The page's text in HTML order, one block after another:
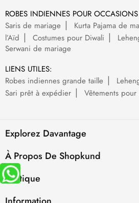
ROBES INDIENNES POUR OCCASIONS
Saris de mariage
Kurta Pajama de
l’Aïd
Costumes pour Diwali
Serwani de mariage
LIENS UTILES:
Robes indiennes grande taille
Sari prêt à expédier
Vêtements pour
Explorez Davantage
À Propos De Shopkund
Politique